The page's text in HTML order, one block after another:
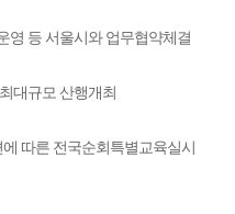
영 등 서울시와 업무협약체결
대규모 산행개최
따른 전국순회특별교육실시